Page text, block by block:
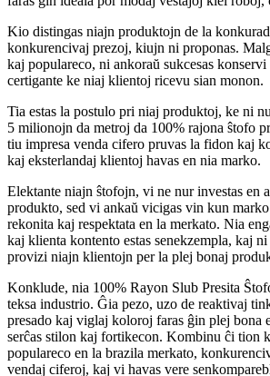
Kio distingas niajn produktojn de la
konkurencivaj prezoj, kiujn ni proponas.
kaj populareco, ni ankoraŭ sukcesas
certigante ke niaj klientoj ricevu sian monon.
Tia estas la postulo pri niaj produktoj, ke ni
5 milionojn da metroj da 100% rajona ŝtofo
tiu impresa venda cifero pruvas la fidon kaj
kaj eksterlandaj klientoj havas en nia marko.
Elektante niajn ŝtofojn, vi ne nur investas en
produkto, sed vi ankaŭ vicigas vin kun marko
rekonita kaj respektata en la merkato. Nia
kaj klienta kontento estas senekzempla, kaj
provizi niajn klientojn per la plej bonaj
Konklude, nia 100% Rayon Slub Presita
teksa industrio. Ĝia pezo, uzo de reaktivaj
presado kaj viglaj koloroj faras ĝin plej bona
serĉas stilon kaj fortikecon. Kombinu ĉi tion
populareco en la brazila merkato,
vendaj ciferoj, kaj vi havas vere